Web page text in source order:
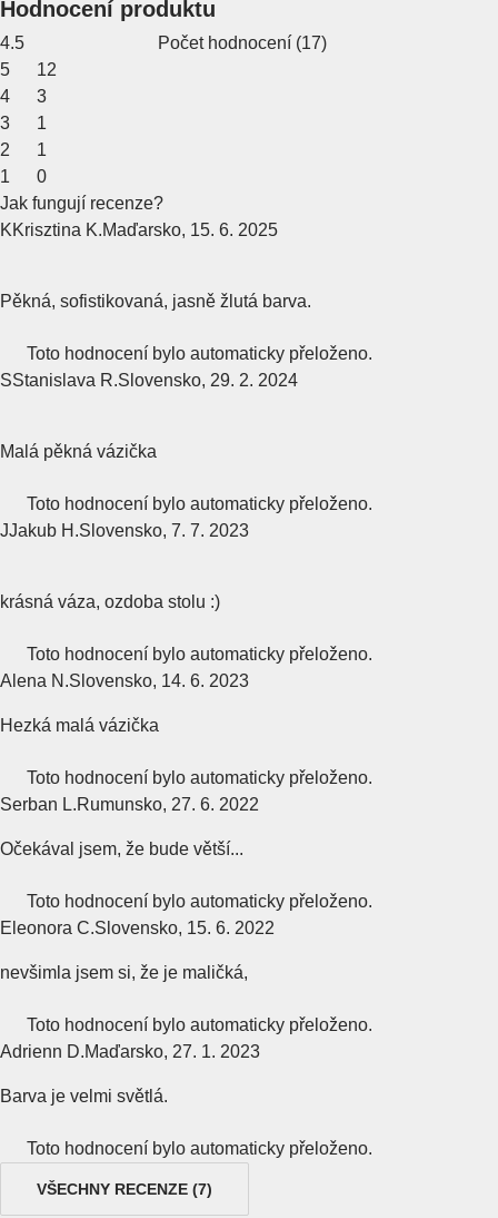
Hodnocení produktu
4.5 Počet hodnocení (17)
5
12
4
3
3
1
2
1
1
0
Jak fungují recenze?
KKrisztina K.Maďarsko, 15. 6. 2025
Pěkná, sofistikovaná, jasně žlutá barva.
Toto hodnocení bylo automaticky přeloženo.
SStanislava R.Slovensko, 29. 2. 2024
Malá pěkná vázička
Toto hodnocení bylo automaticky přeloženo.
JJakub H.Slovensko, 7. 7. 2023
krásná váza, ozdoba stolu :)
Toto hodnocení bylo automaticky přeloženo.
Alena N.Slovensko, 14. 6. 2023
Hezká malá vázička
Toto hodnocení bylo automaticky přeloženo.
Serban L.Rumunsko, 27. 6. 2022
Očekával jsem, že bude větší...
Toto hodnocení bylo automaticky přeloženo.
Eleonora C.Slovensko, 15. 6. 2022
nevšimla jsem si, že je maličká,
Toto hodnocení bylo automaticky přeloženo.
Adrienn D.Maďarsko, 27. 1. 2023
Barva je velmi světlá.
Toto hodnocení bylo automaticky přeloženo.
VŠECHNY RECENZE (7)